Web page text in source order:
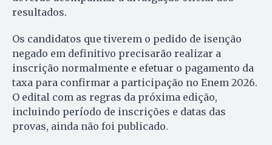
resultados.
Os candidatos que tiverem o pedido de isenção
negado em definitivo precisarão realizar a
inscrição normalmente e efetuar o pagamento da
taxa para confirmar a participação no Enem 2026.
O edital com as regras da próxima edição,
incluindo período de inscrições e datas das
provas, ainda não foi publicado.